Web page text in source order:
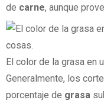
de carne, aunque
El color de la grasa en
Generalmente, los
porcentaje de grasa